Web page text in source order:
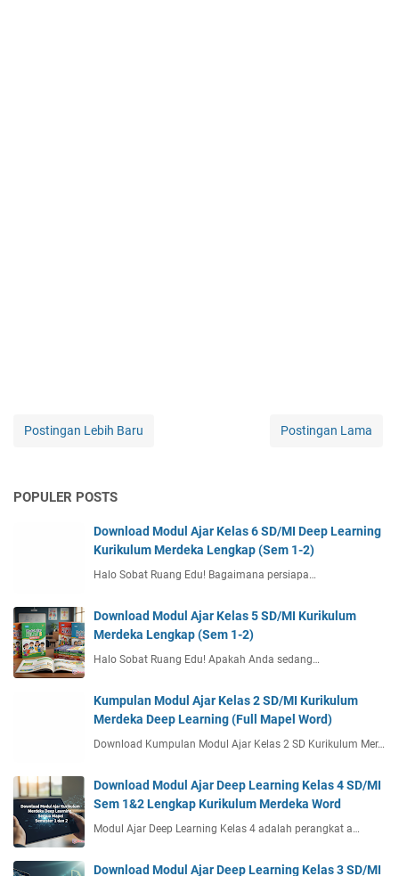
Postingan Lebih Baru Postingan Lama
POPULER POSTS
Download Modul Ajar Kelas 6 SD/MI Deep Learning
Kurikulum Merdeka Lengkap (Sem 1-2)
Halo Sobat Ruang Edu! Bagaimana persiapa…
Download Modul Ajar Kelas 5 SD/MI Kurikulum
Merdeka Lengkap (Sem 1-2)
Halo Sobat Ruang Edu! Apakah Anda sedang…
Kumpulan Modul Ajar Kelas 2 SD/MI Kurikulum
Merdeka Deep Learning (Full Mapel Word)
Download Kumpulan Modul Ajar Kelas 2 SD Kurikulum Mer…
Download Modul Ajar Deep Learning Kelas 4 SD/MI
Sem 1&2 Lengkap Kurikulum Merdeka Word
Modul Ajar Deep Learning Kelas 4 adalah perangkat a…
Download Modul Ajar Deep Learning Kelas 3 SD/MI